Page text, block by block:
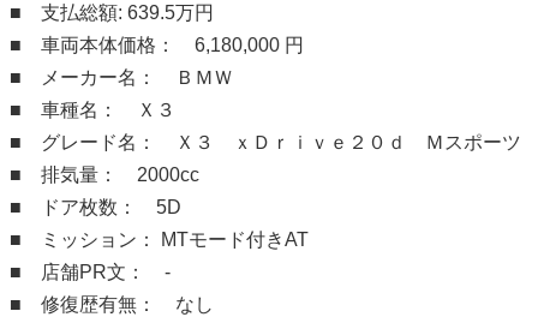
■ 支払総額: 639.5万円
■ 車両本体価格： 6,180,000 円
■ メーカー名： ＢＭＷ
■ 車種名： Ｘ３
■ グレード名： Ｘ３ ｘＤｒｉｖｅ２０ｄ Ｍスポーツ
■ 排気量： 2000cc
■ ドア枚数： 5D
■ ミッション： MTモード付きAT
■ 店舗PR文： -
■ 修復歴有無： なし